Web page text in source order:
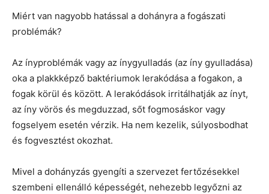
Miért van nagyobb hatással a dohányra a fogászati ​​
problémák?
Az ínyproblémák vagy az ínygyulladás (az íny gyulladása)
oka a plakkképző baktériumok lerakódása a fogakon, a
fogak körül és között. A lerakódások irritálhatják az ínyt,
az íny vörös és megduzzad, sőt fogmosáskor vagy
fogselyem esetén vérzik. Ha nem kezelik, súlyosbodhat
és fogvesztést okozhat.
Mivel a dohányzás gyengíti a szervezet fertőzésekkel
szembeni ellenálló képességét, nehezebb legyőzni az